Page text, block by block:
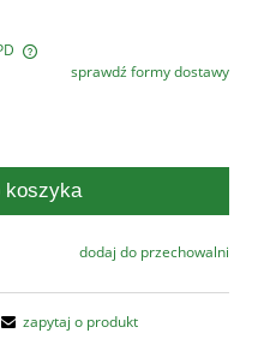
płatności
sprawdź formy dostawy
koszyka
dodaj do przechowalni
zapytaj o produkt